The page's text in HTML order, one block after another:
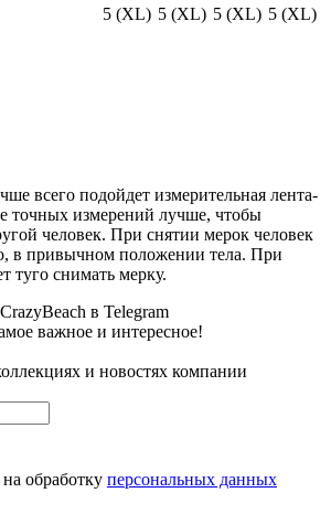
5 (XL) 5 (XL) 5 (XL) 5 (XL)
всего подойдет измерительная лента-
точных измерений лучше, чтобы
человек. При снятии мерок человек
в привычном положении тела. При
туго снимать мерку.
в Telegram
важное и интересное!
и новостях компании
обработку персональных данных